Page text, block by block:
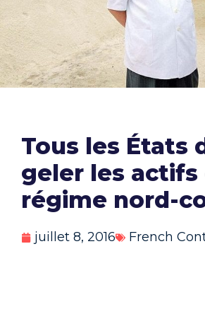
Tous les États
geler les actifs
régime nord-
juillet 8, 2016 French